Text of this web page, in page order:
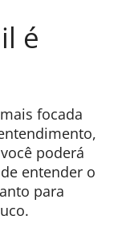
é
focada
poderá
entender o
para